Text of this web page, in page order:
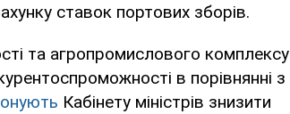
ставок портових зборів.
та агропромислового комплексу
в порівнянні з
Кабінету міністрів знизити